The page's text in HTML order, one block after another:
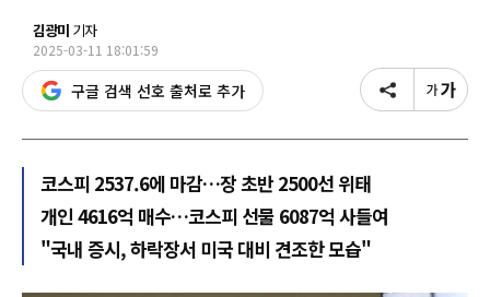
김광미 기자
2025-03-11 18:01:59
구글 검색 선호 출처로 추가
코스피 2537.6에 마감…장 초반 2500선 위태
개인 4616억 매수…코스피 선물 6087억 사들여
"국내 증시, 하락장서 미국 대비 견조한 모습"